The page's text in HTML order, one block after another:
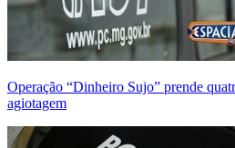
Operação “Dinheiro Sujo” prende
agiotagem